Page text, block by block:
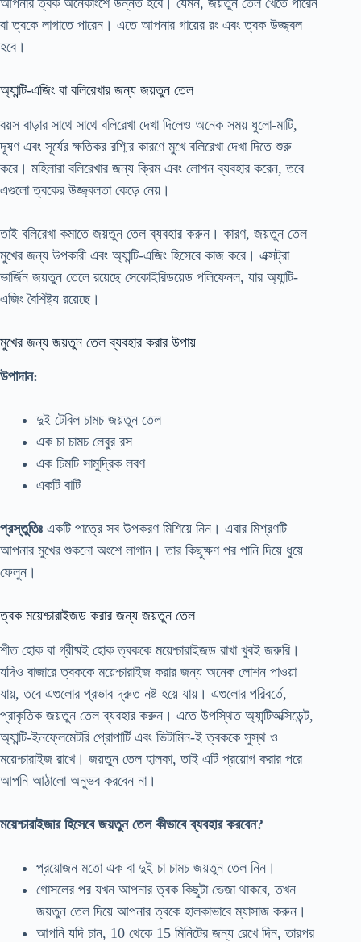
আপনার ত্বক অনেকাংশে উন্নত হবে। যেমন, জয়তুন তেল খেতে পারেন
বা ত্বকে লাগাতে পারেন। এতে আপনার গায়ের রং এবং ত্বক উজ্জ্বল
হবে।
অ্যান্টি-এজিং বা বলিরেখার জন্য জয়তুন তেল
বয়স বাড়ার সাথে সাথে বলিরেখা দেখা দিলেও অনেক সময় ধুলো-মাটি,
দূষণ এবং সূর্যের ক্ষতিকর রশ্মির কারণে মুখে বলিরেখা দেখা দিতে শুরু
করে। মহিলারা বলিরেখার জন্য ক্রিম এবং লোশন ব্যবহার করেন, তবে
এগুলো ত্বকের উজ্জ্বলতা কেড়ে নেয়।
তাই বলিরেখা কমাতে জয়তুন তেল ব্যবহার করুন। কারণ, জয়তুন তেল
মুখের জন্য উপকারী এবং অ্যান্টি-এজিং হিসেবে কাজ করে। এক্সট্রা
ভার্জিন জয়তুন তেলে রয়েছে সেকোইরিডয়েড পলিফেনল, যার অ্যান্টি-
এজিং বৈশিষ্ট্য রয়েছে।
মুখের জন্য জয়তুন তেল ব্যবহার করার উপায়
উপাদান:
দুই টেবিল চামচ জয়তুন তেল
এক চা চামচ লেবুর রস
এক চিমটি সামুদ্রিক লবণ
একটি বাটি
প্রস্তুতিঃ একটি পাত্রে সব উপকরণ মিশিয়ে নিন। এবার মিশ্রণটি
আপনার মুখের শুকনো অংশে লাগান। তার কিছুক্ষণ পর পানি দিয়ে ধুয়ে
ফেলুন।
ত্বক ময়েশ্চারাইজড করার জন্য জয়তুন তেল
শীত হোক বা গ্রীষ্মই হোক ত্বককে ময়েশ্চারাইজড রাখা খুবই জরুরি।
যদিও বাজারে ত্বককে ময়েশ্চারাইজ করার জন্য অনেক লোশন পাওয়া
যায়, তবে এগুলোর প্রভাব দ্রুত নষ্ট হয়ে যায়। এগুলোর পরিবর্তে,
প্রাকৃতিক জয়তুন তেল ব্যবহার করুন। এতে উপস্থিত অ্যান্টিঅক্সিডেন্ট,
অ্যান্টি-ইনফ্লেমেটরি প্রোপার্টি এবং ভিটামিন-ই ত্বককে সুস্থ ও
ময়েশ্চারাইজ রাখে। জয়তুন তেল হালকা, তাই এটি প্রয়োগ করার পরে
আপনি আঠালো অনুভব করবেন না।
ময়েশ্চারাইজার হিসেবে জয়তুন তেল কীভাবে ব্যবহার করবেন?
প্রয়োজন মতো এক বা দুই চা চামচ জয়তুন তেল নিন।
গোসলের পর যখন আপনার ত্বক কিছুটা ভেজা থাকবে, তখন
জয়তুন তেল দিয়ে আপনার ত্বকে হালকাভাবে ম্যাসাজ করুন।
আপনি যদি চান, 10 থেকে 15 মিনিটের জন্য রেখে দিন, তারপর